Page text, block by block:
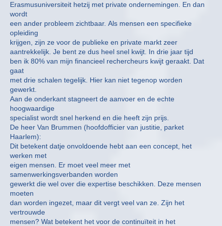
Erasmusuniversiteit hetzij met private ondernemingen. En dan
wordt
een ander probleem zichtbaar. Als mensen een specifieke
opleiding
krijgen, zijn ze voor de publieke en private markt zeer
aantrekkelijk. Je bent ze dus heel snel kwijt. In drie jaar tijd
ben ik 80% van mijn financieel rechercheurs kwijt geraakt. Dat
gaat
met drie schalen tegelijk. Hier kan niet tegenop worden
gewerkt.
Aan de onderkant stagneert de aanvoer en de echte
hoogwaardige
specialist wordt snel herkend en die heeft zijn prijs.
De heer Van Brummen (hoofdofficier van justitie, parket
Haarlem):
Dit betekent datje onvoldoende hebt aan een concept, het
werken met
eigen mensen. Er moet veel meer met
samenwerkingsverbanden worden
gewerkt die wel over die expertise beschikken. Deze mensen
moeten
dan worden ingezet, maar dit vergt veel van ze. Zijn het
vertrouwde
mensen? Wat betekent het voor de continuïteit in het